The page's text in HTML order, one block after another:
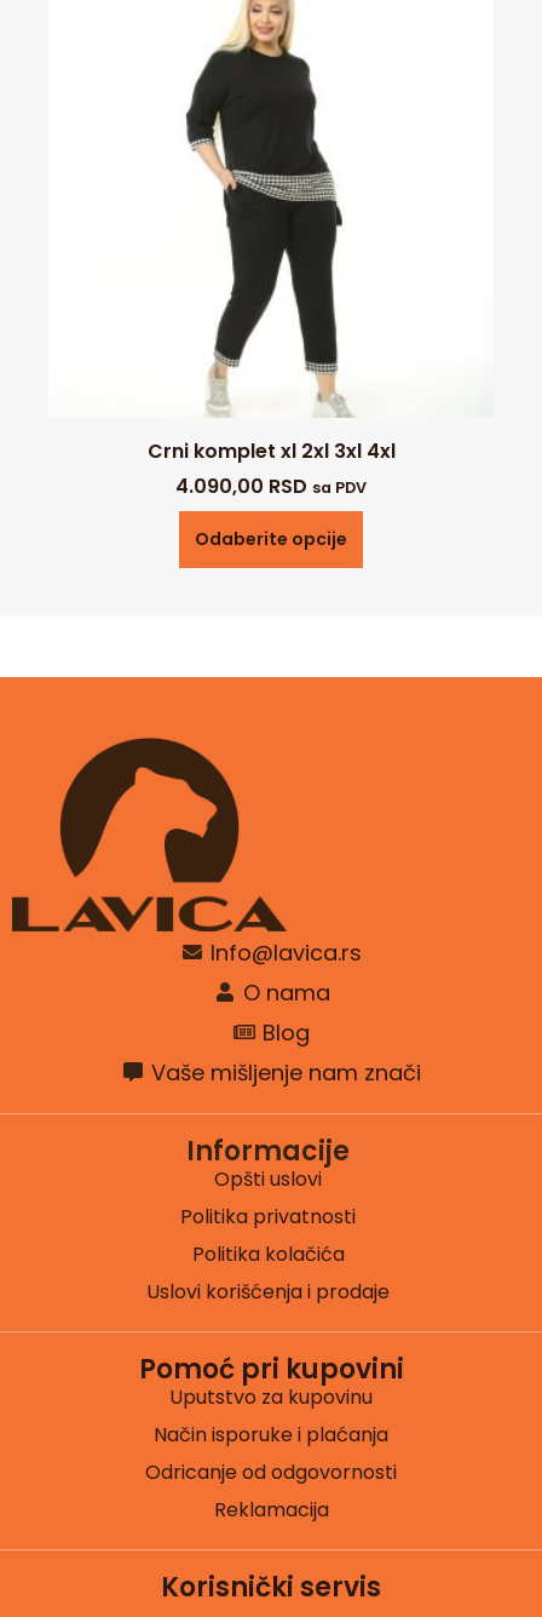
Crni komplet xl 2xl 3xl 4xl
4.090,00 RSD sa PDV
Odaberite opcije
Info@lavica.rs
O nama
Blog
Vaše mišljenje nam znači
Informacije
Opšti uslovi
Politika privatnosti
Politika kolačića
Uslovi korišćenja i prodaje
Pomoć pri kupovini
Uputstvo za kupovinu
Način isporuke i plaćanja
Odricanje od odgovornosti
Reklamacija
Korisnički servis